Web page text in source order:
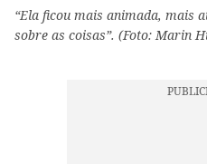
“Ela ficou mais animada, mais
sobre as coisas”. (Foto: Marin